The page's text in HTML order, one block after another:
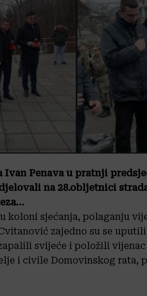
Ivan Penava u pratnji
na 28.obljetnici
koloni sjećanja, polaganju
zajedno su se
svijeće i položili vijenac
i civile Domovinskog rata,